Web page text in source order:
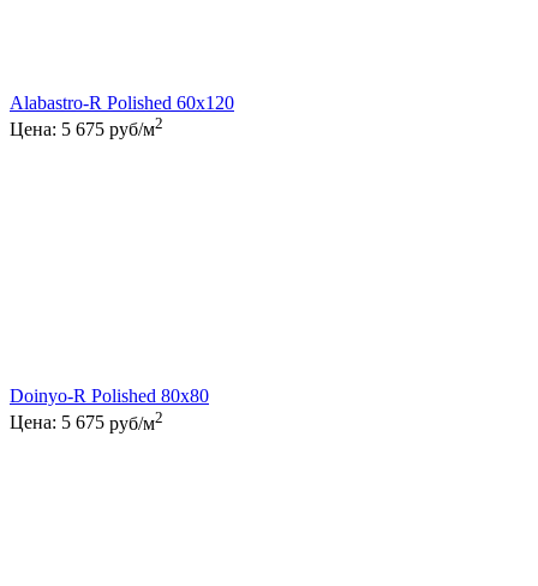
Alabastro-R Polished 60x120
Цена: 5 675 руб/м2
Doinyo-R Polished 80x80
Цена: 5 675 руб/м2